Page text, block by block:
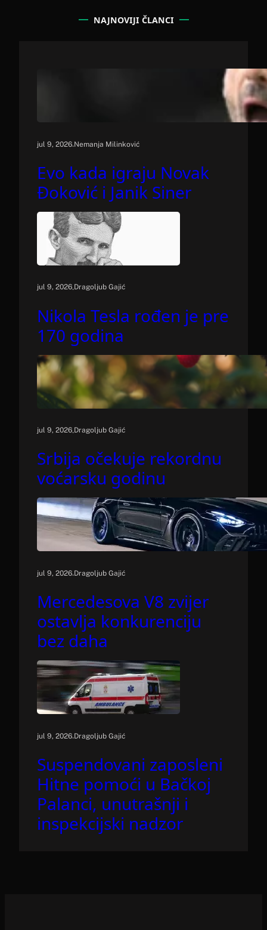
NAJNOVIJI ČLANCI
jul 9, 2026.Nemanja Milinković
Evo kada igraju Novak
Đoković i Janik Siner
jul 9, 2026.Dragoljub Gajić
Nikola Tesla rođen je pre
170 godina
jul 9, 2026.Dragoljub Gajić
Srbija očekuje rekordnu
voćarsku godinu
jul 9, 2026.Dragoljub Gajić
Mercedesova V8 zvijer
ostavlja konkurenciju
bez daha
jul 9, 2026.Dragoljub Gajić
Suspendovani zaposleni
Hitne pomoći u Bačkoj
Palanci, unutrašnji i
inspekcijski nadzor